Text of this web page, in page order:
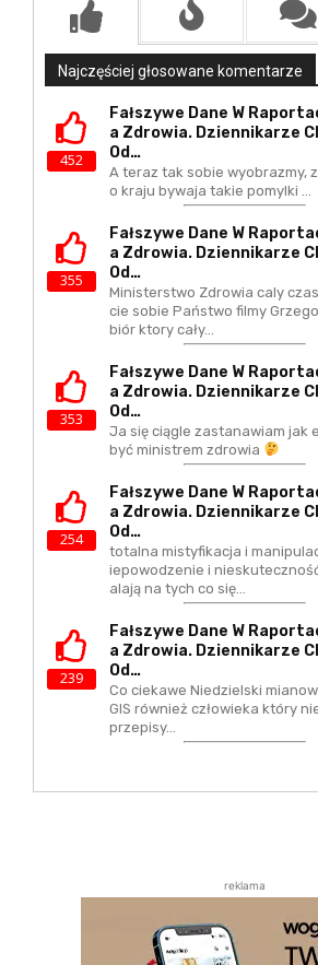
Najczęściej głosowane komentarze
452
Fałszywe Dane W
A Zdrowia. Dziennikarze
Od…
A teraz tak sobie wyobrazmy,
o kraju bywaja takie pomylki ...
355
Fałszywe Dane W
A Zdrowia. Dziennikarze
Od…
Ministerstwo Zdrowia caly
cie sobie Państwo filmy
biór ktory cały…
353
Fałszywe Dane W
A Zdrowia. Dziennikarze
Od…
Ja się ciągle zastanawiam jak
być ministrem zdrowia
254
Fałszywe Dane W
A Zdrowia. Dziennikarze
Od…
totalna mistyfikacja i
iepowodzenie i
alają na tych co się…
239
Fałszywe Dane W
A Zdrowia. Dziennikarze
Od…
Co ciekawe Niedzielski
GIS również człowieka który
przepisy…
reklama